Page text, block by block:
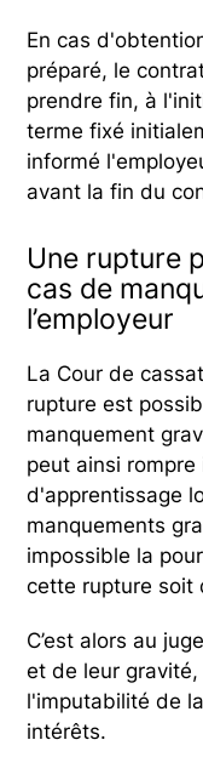
En cas
préparé, le
prendre fin, à
terme fixé
informé
avant la fin du
Une rupture
cas de
l’employeur
La Cour de
rupture est
manquement
peut ainsi
d'apprentissage
manquements
impossible la
cette rupture soit
C’est alors au
et de leur
l'imputabilité de
intérêts.